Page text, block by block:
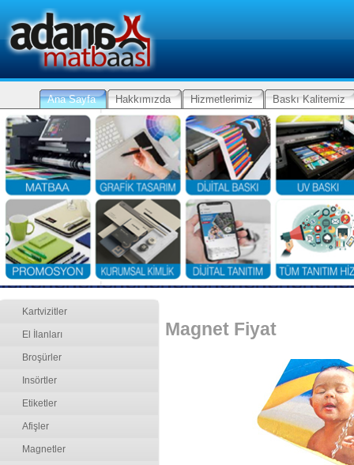
Ana Sayfa Hakkımızda Hizmetlerimiz Baskı Kalitemiz
Kartvizitler
El İlanları
Broşürler
Insörtler
Etiketler
Afişler
Magnetler
Magnet Fiyat